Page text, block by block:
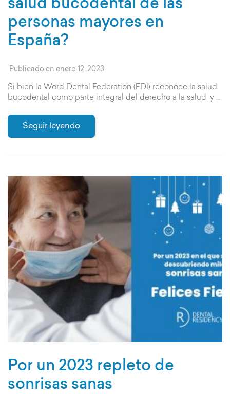
salud bucodental de las
personas mayores en
España?
Publicado en enero 12, 2023
Si bien la Word Dental Federation (FDI) reconoce la salud
bucodental como parte integral del derecho a la salud, y …
Seguir leyendo
Por un 2023 repleto de
sonrisas sanas